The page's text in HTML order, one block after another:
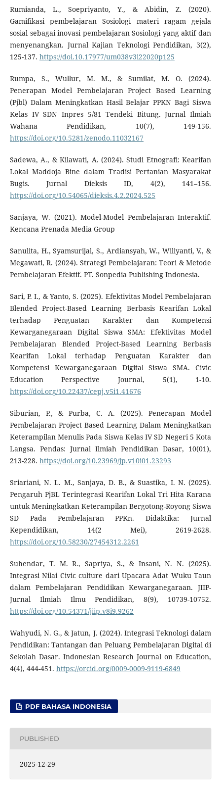
Rumianda, L., Soepriyanto, Y., & Abidin, Z. (2020).
Gamifikasi pembelajaran Sosiologi materi ragam gejala
sosial sebagai inovasi pembelajaran Sosiologi yang aktif dan
menyenangkan. Jurnal Kajian Teknologi Pendidikan, 3(2),
125-137. https://doi.10.17977/um038v3i22020p125
Rumpa, S., Wullur, M. M., & Sumilat, M. O. (2024).
Penerapan Model Pembelajaran Project Based Learning
(Pjbl) Dalam Meningkatkan Hasil Belajar PPKN Bagi Siswa
Kelas IV SDN Inpres 5/81 Tendeki Bitung. Jurnal Ilmiah
Wahana Pendidikan, 10(7), 149-156.
https://doi.org/10.5281/zenodo.11032167
Sadewa, A., & Kilawati, A. (2024). Studi Etnografi: Kearifan
Lokal Maddoja Bine dalam Tradisi Pertanian Masyarakat
Bugis. Jurnal Dieksis ID, 4(2), 141–156.
https://doi.org/10.54065/dieksis.4.2.2024.525
Sanjaya, W. (2021). Model-Model Pembelajaran Interaktif.
Kencana Prenada Media Group
Sanulita, H., Syamsurijal, S., Ardiansyah, W., Wiliyanti, V., &
Megawati, R. (2024). Strategi Pembelajaran: Teori & Metode
Pembelajaran Efektif. PT. Sonpedia Publishing Indonesia.
Sari, P. I., & Yanto, S. (2025). Efektivitas Model Pembelajaran
Blended Project-Based Learning Berbasis Kearifan Lokal
terhadap Penguatan Karakter dan Kompetensi
Kewarganegaraan Digital Siswa SMA: Efektivitas Model
Pembelajaran Blended Project-Based Learning Berbasis
Kearifan Lokal terhadap Penguatan Karakter dan
Kompetensi Kewarganegaraan Digital Siswa SMA. Civic
Education Perspective Journal, 5(1), 1-10.
https://doi.org/10.22437/cepj.v5i1.41676
Siburian, P., & Purba, C. A. (2025). Penerapan Model
Pembelajaran Project Based Learning Dalam Meningkatkan
Keterampilan Menulis Pada Siswa Kelas IV SD Negeri 5 Kota
Langsa. Pendas: Jurnal Ilmiah Pendidikan Dasar, 10(01),
213-228. https://doi.org/10.23969/jp.v10i01.23293
Sriariani, N. L. M., Sanjaya, D. B., & Suastika, I. N. (2025).
Pengaruh PjBL Terintegrasi Kearifan Lokal Tri Hita Karana
untuk Meningkatkan Keterampilan Bergotong-Royong Siswa
SD Pada Pembelajaran PPKn. Didaktika: Jurnal
Kependidikan, 14(2 Mei), 2619-2628.
https://doi.org/10.58230/27454312.2261
Suhendar, T. M. R., Sapriya, S., & Insani, N. N. (2025).
Integrasi Nilai Civic culture dari Upacara Adat Wuku Taun
dalam Pembelajaran Pendidikan Kewarganegaraan. JIIP-
Jurnal Ilmiah Ilmu Pendidikan, 8(9), 10739-10752.
https://doi.org/10.54371/jiip.v8i9.9262
Wahyudi, N. G., & Jatun, J. (2024). Integrasi Teknologi dalam
Pendidikan: Tantangan dan Peluang Pembelajaran Digital di
Sekolah Dasar. Indonesian Research Journal on Education,
4(4), 444-451. https://orcid.org/0009-0009-9119-6849
PDF BAHASA INDONESIA
PUBLISHED
2025-12-29